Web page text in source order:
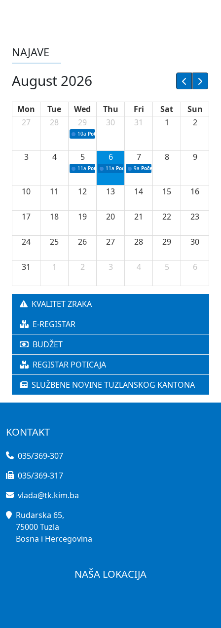
NAJAVE
August 2026
Mon Tue Wed Thu Fri Sat
Sun
27
28 29
10a Potpisivanje ugovora sa neprofitnim
30 31 1 2
3 4 5
11a Potpisivanje ugovora o stipendijama za
6
11a Podrška razvoju vodne infrastrukture u
7
9a Početak izgradnje nove
8 9
10 11 12 13 14 15 16
17 18 19 20 21 22 23
24 25 26 27 28 29 30
31 1 2 3 4 5 6
KVALITET ZRAKA
E-REGISTAR
BUDŽET
REGISTAR POTICAJA
SLUŽBENE NOVINE TUZLANSKOG KANTONA
KONTAKT
035/369-307
035/369-317
vlada@tk.kim.ba
Rudarska 65,
75000 Tuzla
Bosna i Hercegovina
NAŠA LOKACIJA